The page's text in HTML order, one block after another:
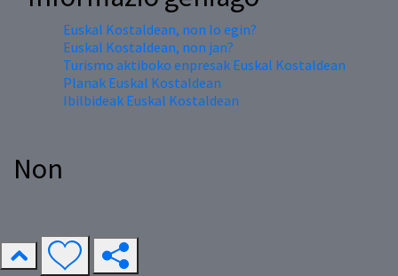
Euskal Kostaldean, non lo egin?
Euskal Kostaldean, non jan?
Turismo aktiboko enpresak Euskal Kostaldean
Planak Euskal Kostaldean
Ibilbideak Euskal Kostaldean
Non